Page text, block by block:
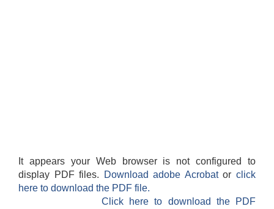
It appears your Web browser is not configured to
display PDF files.
Download adobe Acrobatorclick
here to download the PDF file.
Click here to download the PDF